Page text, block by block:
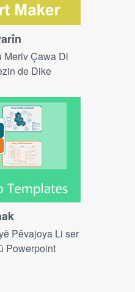
Meriv Çawa Di
de Dike
Pêvajoya Li ser
Powerpoint